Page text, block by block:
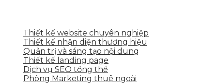
Thiết kế website chuyên nghiệp
Thiết kế nhận diện thương hiệu
Quản trị và sáng tạo nội dung
Thiết kế landing page
Dịch vụ SEO tổng thể
Phòng Marketing thuê ngoài